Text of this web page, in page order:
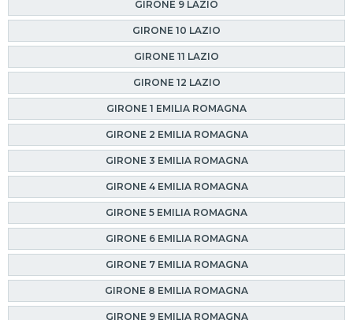
GIRONE 9 LAZIO
GIRONE 10 LAZIO
GIRONE 11 LAZIO
GIRONE 12 LAZIO
GIRONE 1 EMILIA ROMAGNA
GIRONE 2 EMILIA ROMAGNA
GIRONE 3 EMILIA ROMAGNA
GIRONE 4 EMILIA ROMAGNA
GIRONE 5 EMILIA ROMAGNA
GIRONE 6 EMILIA ROMAGNA
GIRONE 7 EMILIA ROMAGNA
GIRONE 8 EMILIA ROMAGNA
GIRONE 9 EMILIA ROMAGNA